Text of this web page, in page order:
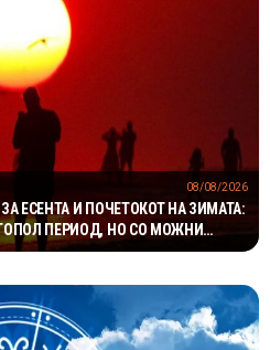
ЕСЕНТА И ПОЧЕТОКОТ НА ЗИМАТА:
ПЕРИОД, НО СО МОЖНИ
08/08/2026